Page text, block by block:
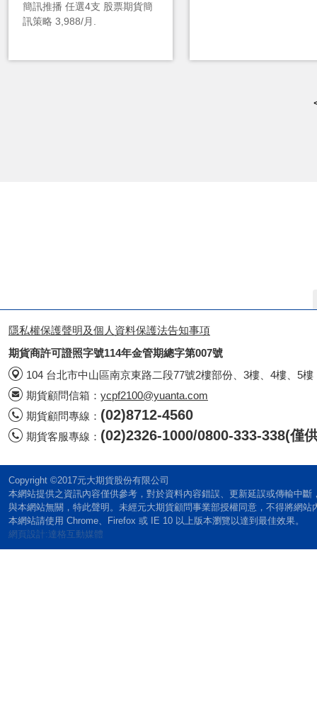
簡訊推播 任選4支 股票期貨簡
訊策略 3,988/月.
隱私權保護聲明及個人資料保護法告知事項
期貨商許可證照字號114年金管期總字第007號
104 台北市中山區南京東路二段77號2樓部份、3樓、4樓、5樓
期貨顧問信箱： ycpf2100@yuanta.com
期貨顧問專線： (02)8712-4560
期貨客服專線： (02)2326-1000/0800-333-338(僅
Copyright ©2017元大期貨股份有限公司
本網站提供之資訊內容僅供參考，對於資料內容錯誤、更新延誤或傳輸中
與本網站無關，特此聲明。未經元大期貨顧問事業部授權同意，不得將網站
本網站請使用 Chrome、Firefox 或 IE 10 以上版本瀏覽以達到最佳效果。
網頁設計:達格互動媒體